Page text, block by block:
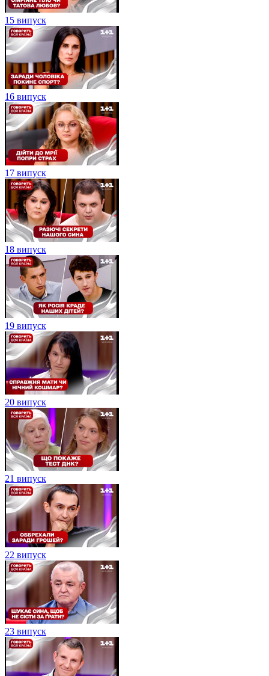
15 випуск
16 випуск
17 випуск
18 випуск
19 випуск
20 випуск
21 випуск
22 випуск
23 випуск